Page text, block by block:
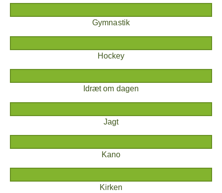
Gymnastik
Hockey
Idræt om dagen
Jagt
Kano
Kirken